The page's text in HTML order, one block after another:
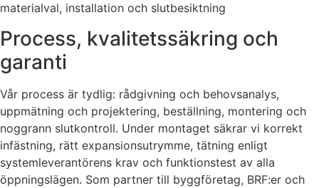
materialval, installation och slutbesiktning
Process, kvalitetssäkring och
garanti
Vår process är tydlig: rådgivning och behovsanalys,
uppmätning och projektering, beställning, montering och
noggrann slutkontroll. Under montaget säkrar vi korrekt
infästning, rätt expansionsutrymme, tätning enligt
systemleverantörens krav och funktionstest av alla
öppningslägen. Som partner till byggföretag, BRF:er och